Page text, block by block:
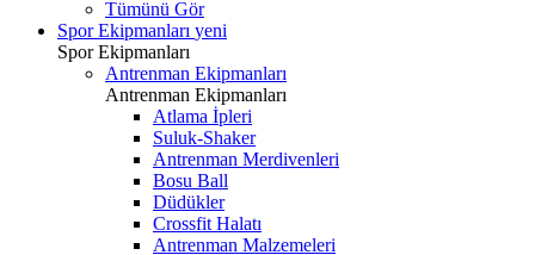
Tümünü Gör
Spor Ekipmanları yeni
Spor Ekipmanları
Antrenman Ekipmanları
Antrenman Ekipmanları
Atlama İpleri
Suluk-Shaker
Antrenman Merdivenleri
Bosu Ball
Düdükler
Crossfit Halatı
Antrenman Malzemeleri